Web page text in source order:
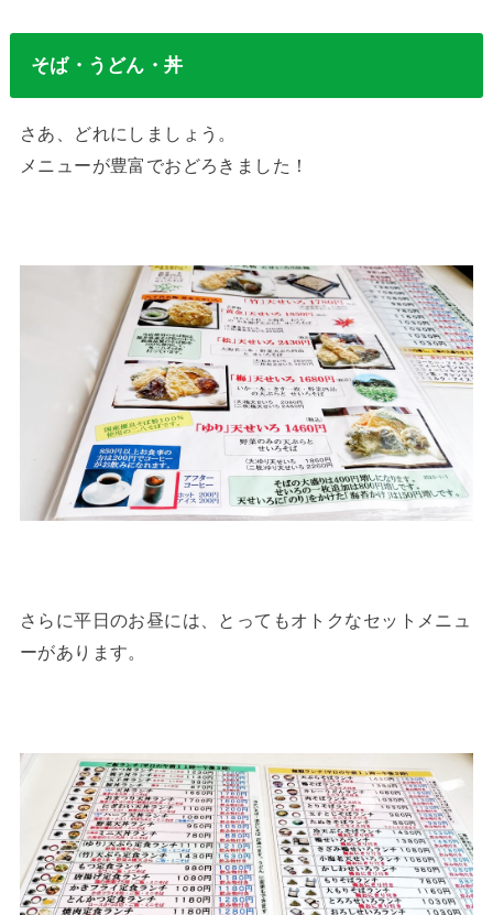
そば・うどん・丼
さあ、どれにしましょう。
メニューが豊富でおどろきました！
さらに平日のお昼には、とってもオトクなセットメニュ
ーがあります。